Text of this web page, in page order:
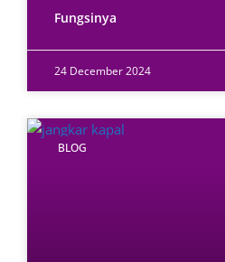
Fungsinya
24 December 2024
BLOG